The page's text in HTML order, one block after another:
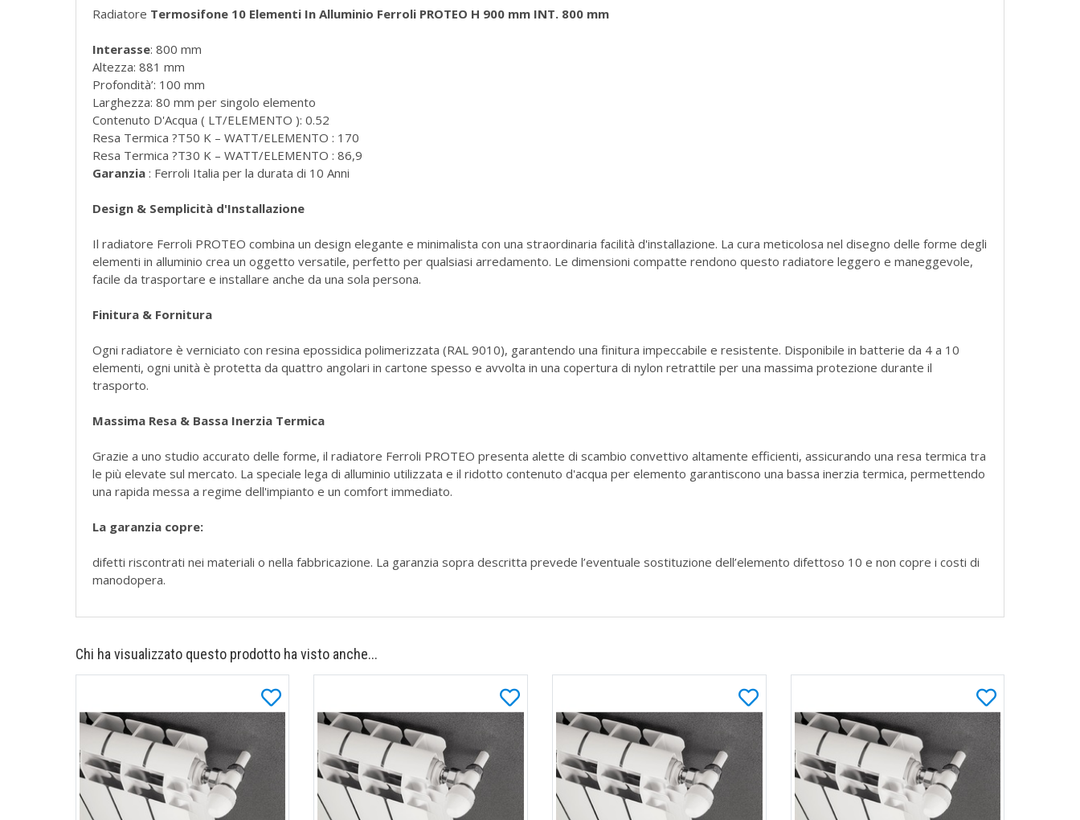
Radiatore Termosifone 10 Elementi In Alluminio Ferroli PROTEO H 900 mm INT. 800 mm
Interasse: 800 mm
Altezza: 881 mm
Profondità’: 100 mm
Larghezza: 80 mm per singolo elemento
Contenuto D'Acqua ( LT/ELEMENTO ): 0.52
Resa Termica ?T50 K – WATT/ELEMENTO : 170
Resa Termica ?T30 K – WATT/ELEMENTO : 86,9
Garanzia: Ferroli Italia per la durata di 10 Anni
Design & Semplicità d'Installazione
Il radiatore Ferroli PROTEO combina un design elegante e minimalista con una straordinaria facilità d'installazione. La cura meticolosa nel disegno delle forme degli
elementi in alluminio crea un oggetto versatile, perfetto per qualsiasi arredamento. Le dimensioni compatte rendono questo radiatore leggero e maneggevole,
facile da trasportare e installare anche da una sola persona.
Finitura & Fornitura
Ogni radiatore è verniciato con resina epossidica polimerizzata (RAL 9010), garantendo una finitura impeccabile e resistente. Disponibile in batterie da 4 a 10
elementi, ogni unità è protetta da quattro angolari in cartone spesso e avvolta in una copertura di nylon retrattile per una massima protezione durante il
trasporto.
Massima Resa & Bassa Inerzia Termica
Grazie a uno studio accurato delle forme, il radiatore Ferroli PROTEO presenta alette di scambio convettivo altamente efficienti, assicurando una resa termica tra
le più elevate sul mercato. La speciale lega di alluminio utilizzata e il ridotto contenuto d'acqua per elemento garantiscono una bassa inerzia termica, permettendo
una rapida messa a regime dell'impianto e un comfort immediato.
La garanzia copre:
difetti riscontrati nei materiali o nella fabbricazione. La garanzia sopra descritta prevede l’eventuale sostituzione dell’elemento difettoso 10 e non copre i costi di
manodopera.
Chi ha visualizzato questo prodotto ha visto anche...